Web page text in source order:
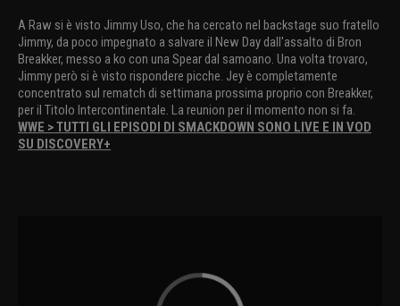
A Raw si è visto Jimmy Uso, che ha cercato nel backstage suo fratello
Jimmy, da poco impegnato a salvare il New Day dall'assalto di Bron
Breakker, messo a ko con una Spear dal samoano. Una volta trovaro,
Jimmy però si è visto rispondere picche. Jey è completamente
concentrato sul rematch di settimana prossima proprio con Breakker,
per il Titolo Intercontinentale. La reunion per il momento non si fa.
WWE > TUTTI GLI EPISODI DI SMACKDOWN SONO LIVE E IN VOD
SU DISCOVERY+